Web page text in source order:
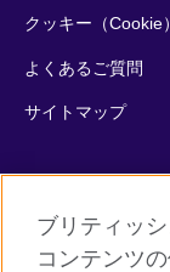
クッキー（Cookie
よくあるご質問
サイトマップ
ブリティッシュ
す。
ブリティッ
コンテンツ